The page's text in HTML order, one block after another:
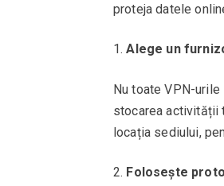
proteja datele
Alege un
Nu toate VPN-
stocarea activității
locația sediului,
Folosește